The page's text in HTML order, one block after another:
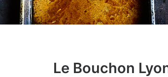
Le Bouchon